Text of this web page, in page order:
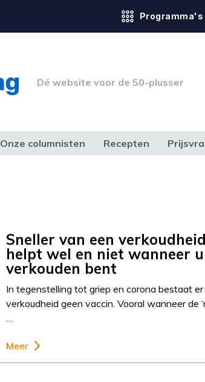
Programma's
Dé website voor de 50-plusser
Onze columnisten Recepten
Sneller van een
helpt wel en niet wanneer u
verkouden bent
In tegenstelling tot griep en corona bestaat
verkoudheid geen vaccin. Vooral wanneer de
…
Meer